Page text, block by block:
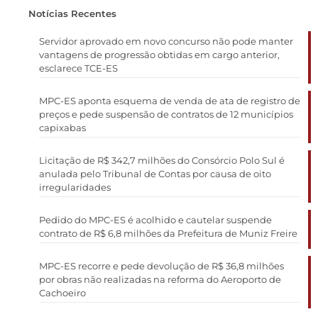
Notícias Recentes
Servidor aprovado em novo concurso não pode manter
vantagens de progressão obtidas em cargo anterior,
esclarece TCE-ES
MPC-ES aponta esquema de venda de ata de registro de
preços e pede suspensão de contratos de 12 municípios
capixabas
Licitação de R$ 342,7 milhões do Consórcio Polo Sul é
anulada pelo Tribunal de Contas por causa de oito
irregularidades
Pedido do MPC-ES é acolhido e cautelar suspende
contrato de R$ 6,8 milhões da Prefeitura de Muniz Freire
MPC-ES recorre e pede devolução de R$ 36,8 milhões
por obras não realizadas na reforma do Aeroporto de
Cachoeiro